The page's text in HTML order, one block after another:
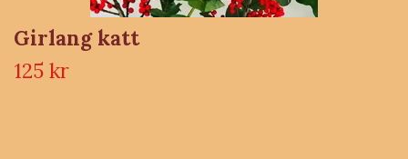
Girlang katt
125 kr